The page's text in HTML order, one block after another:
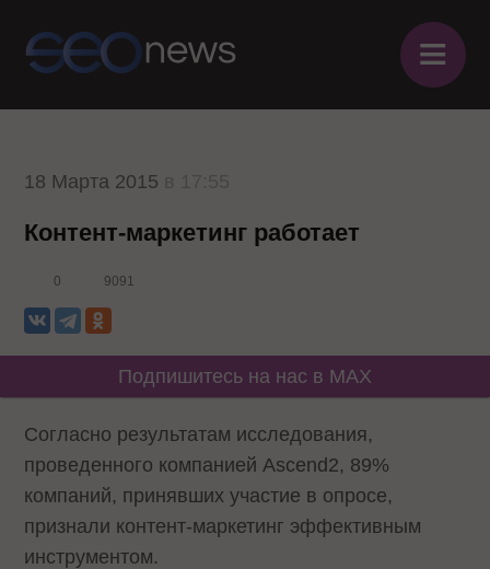
≡
18 Марта 2015
Контент-маркетинг работает
0 9091
Подпишитесь на нас в MAX
Согласно результатам исследования,
проведенного компанией Ascend2, 89%
компаний, принявших участие в опросе,
признали контент-маркетинг эффективным
инструментом.